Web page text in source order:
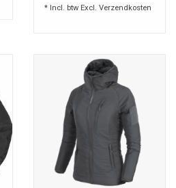
* Incl. btw Excl. Verzendkosten